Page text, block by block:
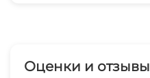
Оценки и отзывы